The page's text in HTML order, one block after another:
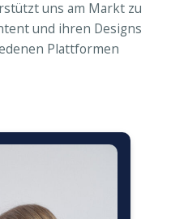
uns am Markt zu
und ihren Designs
Plattformen